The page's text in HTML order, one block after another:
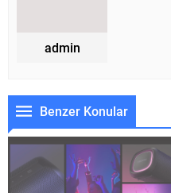
admin
Benzer Konular